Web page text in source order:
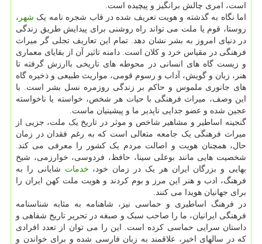
است، امری چالش برانگیز و پیچیده است.
اما نگاه به گذشته و هویت تعریف شده در قاب شجره نامه یک شهر ،
روستا، قوم یا ملت می تواند راه روشنی برای پیدایش طریق زندگی
در دنیای امروز به بشر نشان دهد. تمام این تعاریف تجلی گر میراث
فرهنگی در مقیاس خرد و کلان است. دامنه تاثیر آن از بقایای معماری
و زیست گاه های انسانی در محوطه های تاریخی باارزش گرفته تا
هنر، زبان و گویش، آداب و رسوم قومی، مواریث طبیعی و ذخیره گاه
های جانوری ملموس و حاکم بر زندگی روزمره نسل بشر است. با
این وصف، میراث فرهنگی با حیات هر شخص، خواسته یا ناخواسته
عجین شده و عضو جدایی ناپذیر ما و پیشینیان ماست.
گنجینه اساطیر و مشاهیر شاخص و موثر در تاریخ یک ملت، جزیی از
میراث فرهنگی یک جامعه متعالی است که به رغم فقدان در زمان
حال، همچنان هویت و اصالت مردم یک کشور را معرفی می کند.
شخصیت هایی مانند بوعلی سینا، حافظ، فردوسی، خوارزمی، شیخ
بهایی و بزرگان ایران هر یک در زمان خود، خدمات شایانی را به
فرهنگ، ادب و هنر این مرز و بوم کردند و هویت ملت کهن ایران را
برای جهانیان هویدا می کنند.
در فرهنگ اساطیری و حماسی نیز، شاهنامه به مثابه شناسنامه
فرهنگی ایرانیان، ما را صاحب سبک و صبغه در تحریر تاریخ شفاهی و
داستان سرایی حماسی کرده است. این را می توان از تعدد افرادی
که در سالهای اخیر، علاقمند به زبان فارسی شده و برای خواندن و